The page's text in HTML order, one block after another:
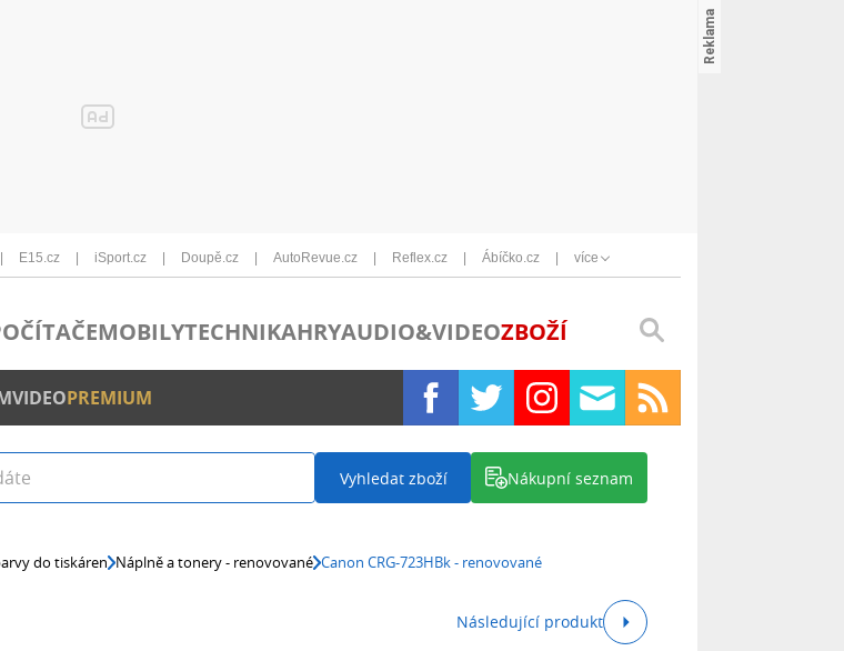
E15.cz iSport.cz Doupě.cz AutoRevue.cz Reflex.cz Ábíčko.cz více
MOBILYTECHNIKAHRYAUDIO&VIDEOZBOŽÍ
VIDEOPREMIUM
Vyhledat zboží Nákupní seznam
do tiskáren Náplně a tonery - renovované Canon CRG-723HBk - renovované
Následující produkt